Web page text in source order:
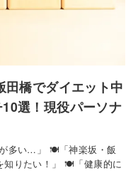
田橋でダイエット中
選！現役パーソナ
多い…」 🍽️「神楽坂・飯
知りたい！」 🍽️「健康的に